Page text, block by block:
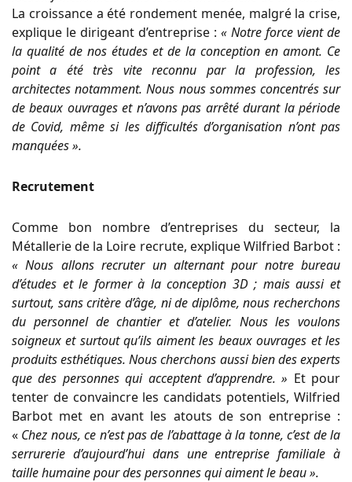
La croissance a été rondement menée, malgré la crise,
explique le dirigeant d’entreprise : « Notre force vient de
la qualité de nos études et de la conception en amont. Ce
point a été très vite reconnu par la profession, les
architectes notamment. Nous nous sommes concentrés sur
de beaux ouvrages et n’avons pas arrêté durant la période
de Covid, même si les difficultés d’organisation n’ont pas
manquées ».
Recrutement
Comme bon nombre d’entreprises du secteur, la
Métallerie de la Loire recrute, explique Wilfried Barbot :
« Nous allons recruter un alternant pour notre bureau
d’études et le former à la conception 3D ; mais aussi et
surtout, sans critère d’âge, ni de diplôme, nous recherchons
du personnel de chantier et d’atelier. Nous les voulons
soigneux et surtout qu’ils aiment les beaux ouvrages et les
produits esthétiques. Nous cherchons aussi bien des experts
que des personnes qui acceptent d’apprendre. » Et pour
tenter de convaincre les candidats potentiels, Wilfried
Barbot met en avant les atouts de son entreprise :
« Chez nous, ce n’est pas de l’abattage à la tonne, c’est de la
serrurerie d’aujourd’hui dans une entreprise familiale à
taille humaine pour des personnes qui aiment le beau ».